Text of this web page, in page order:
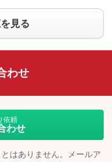
見る
わせ
依頼
わせ
はありません。メールア